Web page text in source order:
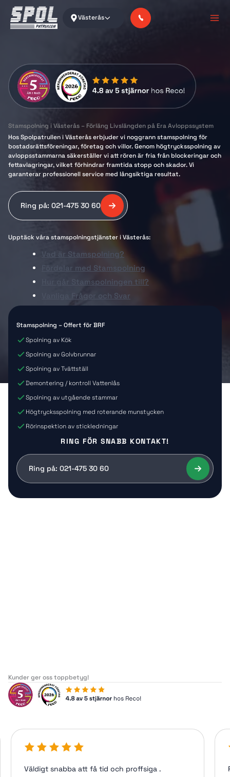
content
Västerås
Stamspolning i Västerås – Förläng Livslängden på Era Avloppssystem
Hos Spolpatrullen i Västerås erbjuder vi noggrann stamspolning för
bostadsrättsföreningar, företag och villor. Genom högtrycksspolning av
avloppsstammarna säkerställer vi att rören är fria från blockeringar och
fettavlagringar, vilket förhindrar framtida stopp och skador. Vi
garanterar professionell service med långsiktiga resultat.
Ring på: 021-475 30 60
Upptäck våra stamspolningstjänster i Västerås:
Vad är Stamspolning?
Fördelar med Stamspolning
Hur går Stamspolningen till?
Vanliga Frågor och Svar
Stamspolning – Offert för BRF​
Spolning av Kök​
Spolning av Golvbrunnar​
Spolning av Tvättställ​
Demontering / kontroll Vattenlås​
Spolning av utgående stammar​
Högtrycksspolning med roterande munstycken
Rörinspektion av stickledningar​
RING FÖR SNABB KONTAKT!
Ring på: 021-475 30 60
Kunder ger oss toppbetyg!
Väldigt snabba att få tid och proffsiga .